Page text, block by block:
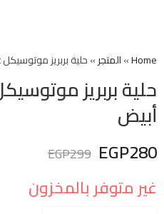
Home
»المتجر»حلية بربريز موتوسيكل VLM sport أبيض
أبيض
EGP280
EGP299
غير متوفر بالمخزون